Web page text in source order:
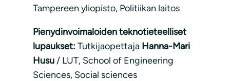
Tampereen yliopisto, Politiikan laitos
Pienydinvoimaloiden teknotieteelliset
lupaukset: Tutkijaopettaja Hanna-Mari
Husu / LUT, School of Engineering
Sciences, Social sciences